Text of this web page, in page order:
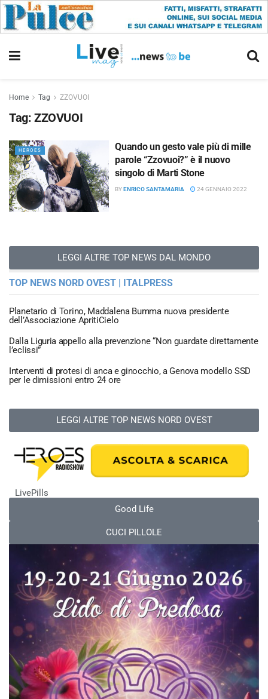
Home Tag ZZOVUOI
Tag: ZZOVUOI
HEROES
Quando un gesto vale più di mille
parole “Zzovuoi?” è il nuovo
singolo di Marti Stone
BYENRICO SANTAMARIA 24 GENNAIO 2022
LEGGI ALTRE TOP NEWS DAL MONDO
TOP NEWS NORD OVEST | ITALPRESS
Planetario di Torino, Maddalena Bumma nuova presidente
dell’Associazione ApritiCielo
Dalla Liguria appello alla prevenzione “Non guardate direttamente
l’eclissi”
Interventi di protesi di anca e ginocchio, a Genova modello SSD
per le dimissioni entro 24 ore
LEGGI ALTRE TOP NEWS NORD OVEST
LivePills
Good Life
CUCI PILLOLE